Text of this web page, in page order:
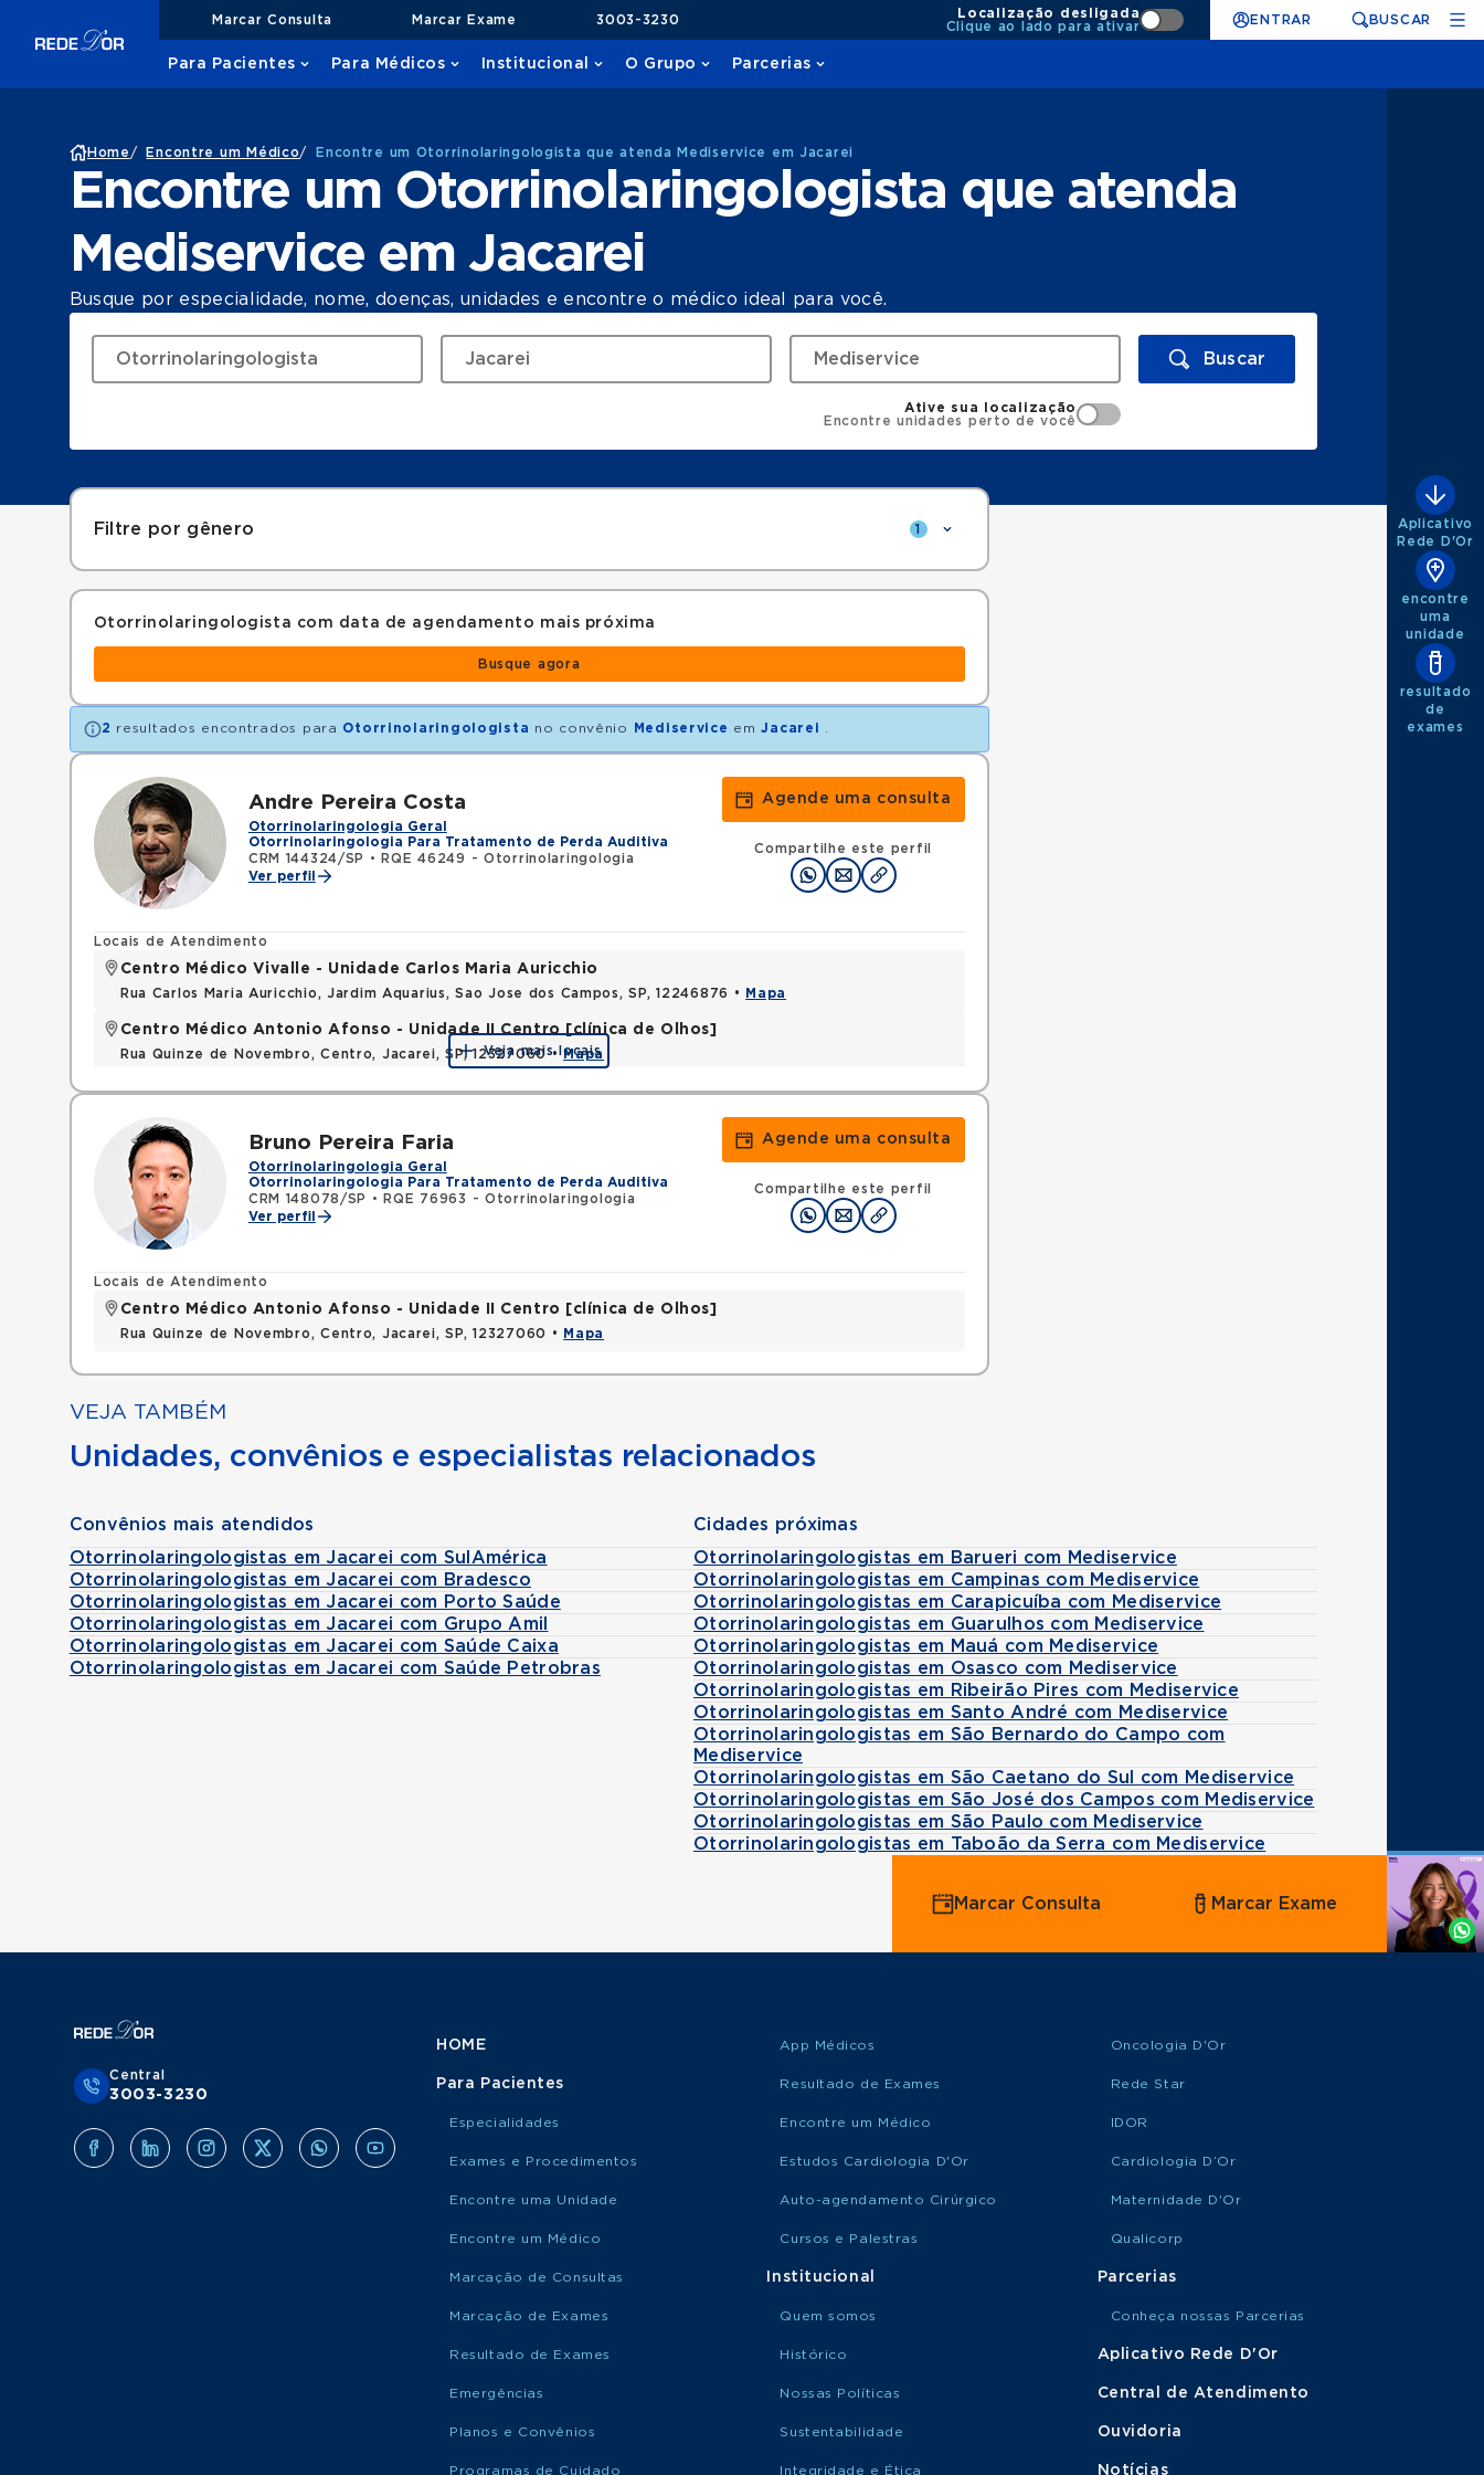
Marcar Consulta Marcar Exame 3003-3230
Localização desligada
Clique ao lado para ativar
ENTRAR BUSCAR
Para Pacientes Para Médicos Institucional O Grupo Parcerias
Home / Encontre um Médico/ Encontre um Otorrinolaringologista que atenda Mediservice em Jacarei
Encontre um Otorrinolaringologista que atenda
Mediservice em Jacarei
Busque por especialidade, nome, doenças, unidades e encontre o médico ideal para você.
Buscar
Ative sua localização
Encontre unidades perto de você
Filtre por gênero 1
Otorrinolaringologista com data de agendamento mais próxima
Busque agora
2 resultados encontrados para Otorrinolaringologista no convênio Mediservice emJacarei
Andre Pereira Costa
Otorrinolaringologia Geral
Otorrinolaringologia Para Tratamento de Perda Auditiva
CRM 144324/SP
•
RQE 46249 - Otorrinolaringologia
Ver perfil
Agende uma consulta
Compartilhe este perfil
Locais de Atendimento
Centro Médico Vivalle - Unidade Carlos Maria Auricchio
Rua Carlos Maria Auricchio, Jardim Aquarius, Sao Jose dos Campos, SP, 12246876 • Mapa
Centro Médico Antonio Afonso - Unidade II Centro [clínica de Olhos]
Rua Quinze de Novembro, Centro, Jacarei, SP, 12327060 •Mapa
Veja mais locais
Bruno Pereira Faria
Otorrinolaringologia Geral
Otorrinolaringologia Para Tratamento de Perda Auditiva
CRM 148078/SP
•
RQE 76963 - Otorrinolaringologia
Ver perfil
Agende uma consulta
Compartilhe este perfil
Locais de Atendimento
Centro Médico Antonio Afonso - Unidade II Centro [clínica de Olhos]
Rua Quinze de Novembro, Centro, Jacarei, SP, 12327060 • Mapa
VEJA TAMBÉM
Unidades, convênios e especialistas relacionados
Convênios mais atendidos
Otorrinolaringologistas em Jacarei com SulAmérica
Otorrinolaringologistas em Jacarei com Bradesco
Otorrinolaringologistas em Jacarei com Porto Saúde
Otorrinolaringologistas em Jacarei com Grupo Amil
Otorrinolaringologistas em Jacarei com Saúde Caixa
Otorrinolaringologistas em Jacarei com Saúde Petrobras
Cidades próximas
Otorrinolaringologistas em Barueri com Mediservice
Otorrinolaringologistas em Campinas com Mediservice
Otorrinolaringologistas em Carapicuíba com Mediservice
Otorrinolaringologistas em Guarulhos com Mediservice
Otorrinolaringologistas em Mauá com Mediservice
Otorrinolaringologistas em Osasco com Mediservice
Otorrinolaringologistas em Ribeirão Pires com Mediservice
Otorrinolaringologistas em Santo André com Mediservice
Otorrinolaringologistas em São Bernardo do Campo com
Mediservice
Otorrinolaringologistas em São Caetano do Sul com Mediservice
Otorrinolaringologistas em São José dos Campos com Mediservice
Otorrinolaringologistas em São Paulo com Mediservice
Otorrinolaringologistas em Taboão da Serra com Mediservice
Aplicativo
Rede D'Or
encontre
uma
unidade
resultado
de
exames
Agende
Whatsapp
Marcar Consulta Marcar Exame
Central
3003-3230
HOME
Para Pacientes
Especialidades
Exames e Procedimentos
Encontre uma Unidade
Encontre um Médico
Marcação de Consultas
Marcação de Exames
Resultado de Exames
Emergências
Planos e Convênios
Programas de Cuidado
App Médicos
Resultado de Exames
Encontre um Médico
Estudos Cardiologia D'Or
Auto-agendamento Cirúrgico
Cursos e Palestras
Institucional
Quem somos
Histórico
Nossas Políticas
Sustentabilidade
Integridade e Ética
Oncologia D'Or
Rede Star
IDOR
Cardiologia D’Or
Maternidade D'Or
Qualicorp
Parcerias
Conheça nossas Parcerias
Aplicativo Rede D'Or
Central de Atendimento
Ouvidoria
Notícias